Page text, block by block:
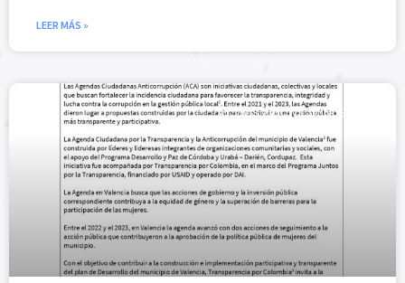
LEER MÁS »
ACTIVISMO CÍVICO (NUEVO)